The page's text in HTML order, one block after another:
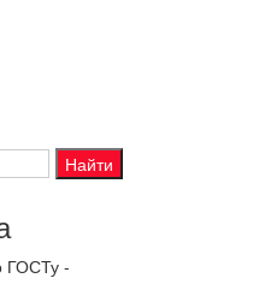
ГОСТу -